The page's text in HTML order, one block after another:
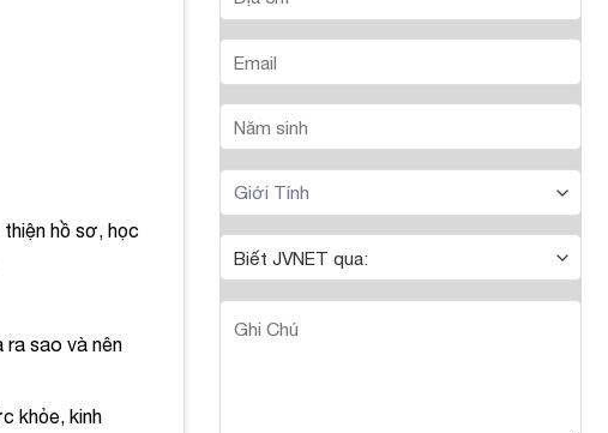
hồ sơ, học
ra sao và nên
khỏe, kinh